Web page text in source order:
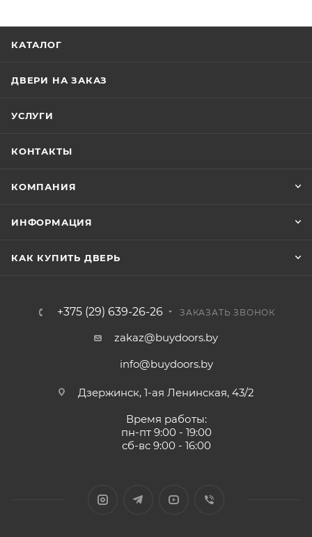
КАТАЛОГ
ДВЕРИ НА ЗАКАЗ
УСЛУГИ
КОНТАКТЫ
КОМПАНИЯ
ИНФОРМАЦИЯ
КАК КУПИТЬ ДВЕРЬ
+375 (29) 639-26-26 ЗАКАЗАТЬ ЗВОНОК
zakaz@buydoors.by
info@buydoors.by
Дзержинск, 1-ая Ленинская, 43/2
Время работы:
пн-пт 9:00 - 19:00
сб-вс 9:00 - 16:00